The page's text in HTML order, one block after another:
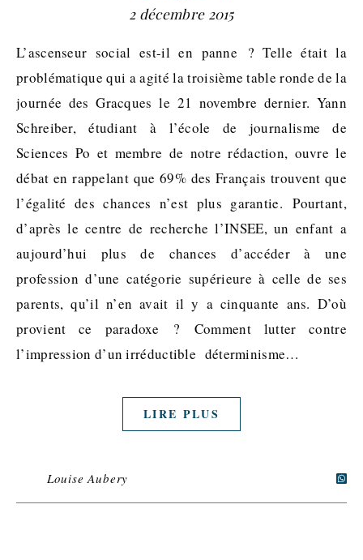
2 décembre 2015
L’ascenseur social est-il en panne ? Telle était la
problématique qui a agité la troisième table ronde de la
journée des Gracques le 21 novembre dernier. Yann
Schreiber, étudiant à l’école de journalisme de
Sciences Po et membre de notre rédaction, ouvre le
débat en rappelant que 69% des Français trouvent que
l’égalité des chances n’est plus garantie. Pourtant,
d’après le centre de recherche l’INSEE, un enfant a
aujourd’hui plus de chances d’accéder à une
profession d’une catégorie supérieure à celle de ses
parents, qu’il n’en avait il y a cinquante ans. D’où
provient ce paradoxe ? Comment lutter contre
l’impression d’un irréductible déterminisme…
LIRE PLUS
Louise Aubery